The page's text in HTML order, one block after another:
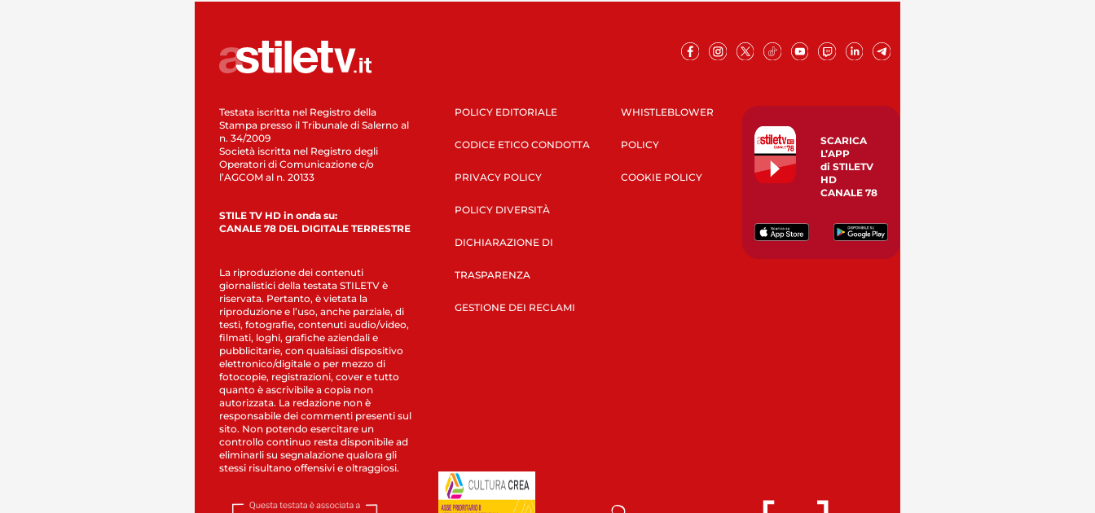
Testata iscritta nel Registro della
Stampa presso il Tribunale di Salerno al
n. 34/2009
Società iscritta nel Registro degli
Operatori di Comunicazione c/o
l’AGCOM al n. 20133
STILE TV HD in onda su:
CANALE 78 DEL DIGITALE TERRESTRE
La riproduzione dei contenuti
giornalistici della testata STILETV è
riservata. Pertanto, è vietata la
riproduzione e l’uso, anche parziale, di
testi, fotografie, contenuti audio/video,
filmati, loghi, grafiche aziendali e
pubblicitarie, con qualsiasi dispositivo
elettronico/digitale o per mezzo di
fotocopie, registrazioni, cover e tutto
quanto è ascrivibile a copia non
autorizzata. La redazione non è
responsabile dei commenti presenti sul
sito. Non potendo esercitare un
controllo continuo resta disponibile ad
eliminarli su segnalazione qualora gli
stessi risultano offensivi e oltraggiosi.
POLICY EDITORIALE
CODICE ETICO CONDOTTA
PRIVACY POLICY
POLICY DIVERSITÀ
DICHIARAZIONE DI
TRASPARENZA
GESTIONE DEI RECLAMI
WHISTLEBLOWER
POLICY
COOKIE POLICY
SCARICA
L’APP
di STILETV
HD
CANALE 78